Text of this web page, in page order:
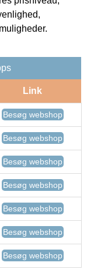
Link
Besøg webshop
Besøg webshop
Besøg webshop
Besøg webshop
Besøg webshop
Besøg webshop
Besøg webshop